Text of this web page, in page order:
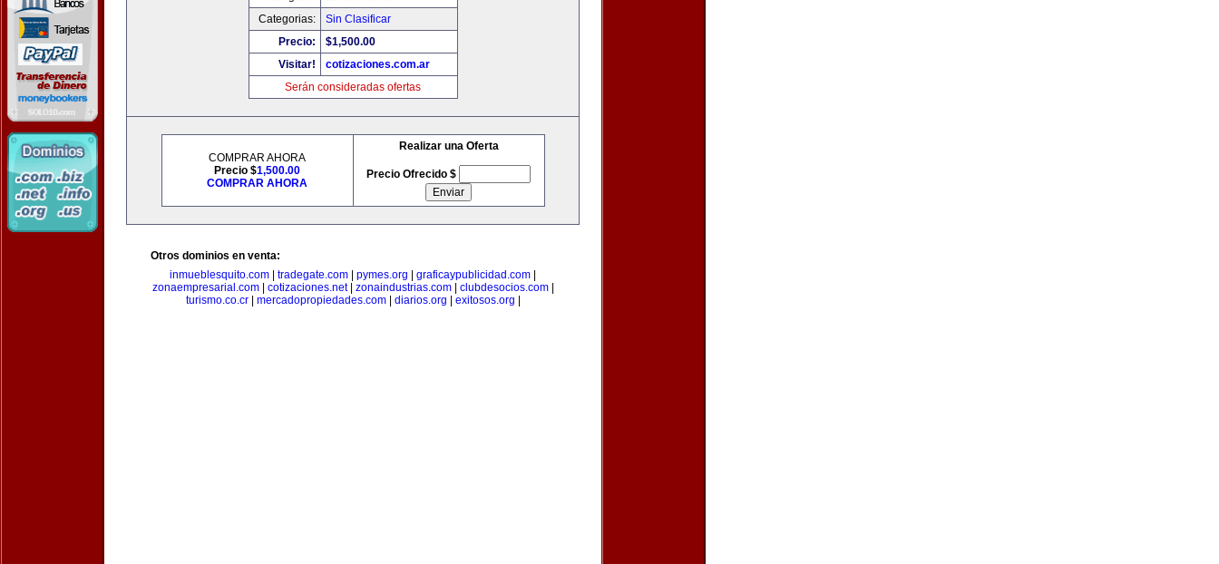
Categorias:
Sin Clasificar
Precio:
$1,500.00
Visitar!
cotizaciones.com.ar
Serán consideradas ofertas
COMPRAR AHORA
Precio $1,500.00
COMPRAR AHORA
Realizar una Oferta
Precio Ofrecido $
Otros dominios en venta:
inmueblesquito.com
tradegate.com pymes.org graficaypublicidad.com
zonaempresarial.com| cotizaciones.net| zonaindustrias.com| clubdesocios.com|
turismo.co.cr| mercadopropiedades.com| diarios.org exitosos.org